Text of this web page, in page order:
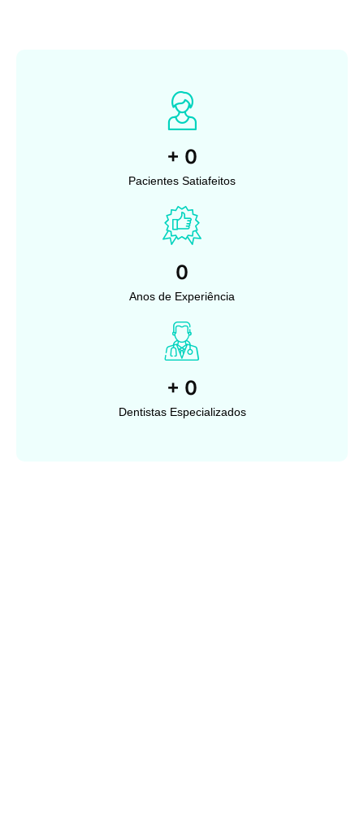
+ 0
Pacientes Satiafeitos
0
Anos de Experiência
+ 0
Dentistas Especializados